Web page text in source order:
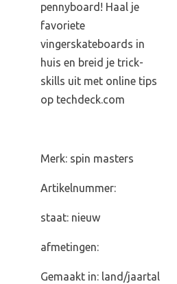
pennyboard! Haal je
favoriete
vingerskateboards in
huis en breid je trick-
skills uit met online tips
op techdeck.com
Merk: spin masters
Artikelnummer:
staat: nieuw
afmetingen:
Gemaakt in: land/jaartal